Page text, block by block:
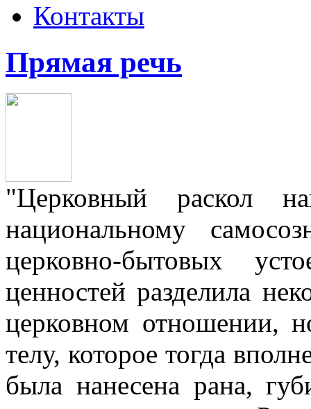
Контакты
Прямая речь
"Церковный раскол
национальному
церковно-бытовых
ценностей разделила
церковном отношении,
телу, которое тогда
была нанесена рана,